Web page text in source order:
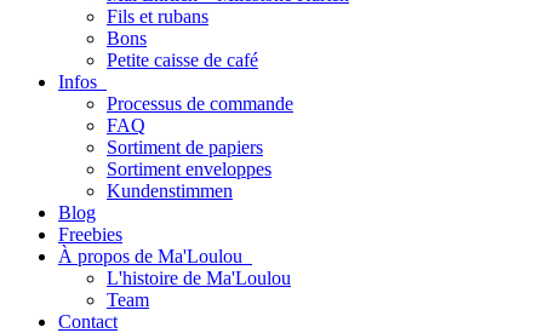
Fils et rubans
Bons
Petite caisse de café
Infos
Processus de commande
FAQ
Sortiment de papiers
Sortiment enveloppes
Kundenstimmen
Blog
Freebies
À propos de Ma'Loulou
L'histoire de Ma'Loulou
Team
Contact